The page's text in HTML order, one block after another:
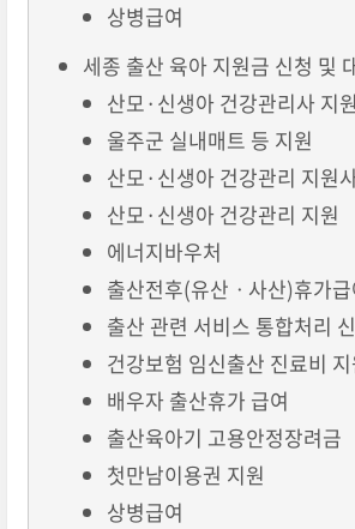
상병급여
세종 출산 육아 지원금 신청 및
산모·신생아 건강관리사 지원
울주군 실내매트 등 지원
산모·신생아 건강관리 지원
산모·신생아 건강관리 지원
에너지바우처
출산전후(유산ㆍ사산)휴가급
출산 관련 서비스 통합처리
건강보험 임신출산 진료비 지
배우자 출산휴가 급여
출산육아기 고용안정장려금
첫만남이용권 지원
상병급여